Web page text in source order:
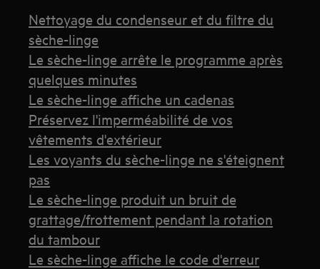
Nettoyage du condenseur et du filtre du
sèche-linge
Le sèche-linge arrête le programme après
quelques minutes
Le sèche-linge affiche un cadenas
Préservez l'imperméabilité de vos
vêtements d'extérieur
Les voyants du sèche-linge ne s'éteignent
pas
Le sèche-linge produit un bruit de
grattage/frottement pendant la rotation
du tambour
Le sèche-linge affiche le code d'erreur